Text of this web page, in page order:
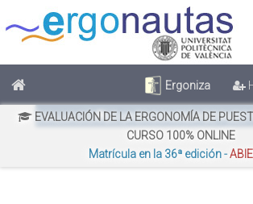
Ergoniza
EVALUACIÓN DE LA ERGONOMÍA DE
CURSO 100% ONLINE
Matrícula en la 36ª edición -
¿Quieres citar este